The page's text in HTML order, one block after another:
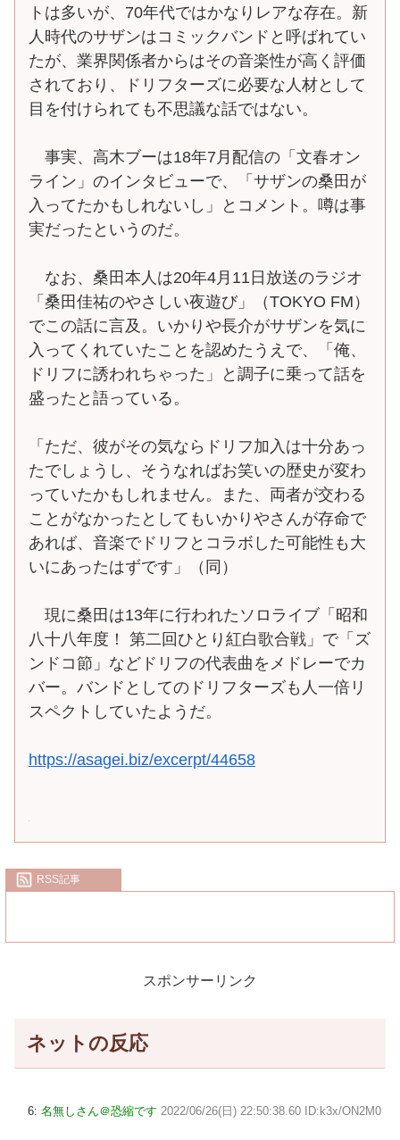
トは多いが、70年代ではかなりレアな存在。新
人時代のサザンはコミックバンドと呼ばれてい
たが、業界関係者からはその音楽性が高く評価
されており、ドリフターズに必要な人材として
目を付けられても不思議な話ではない。
事実、高木ブーは18年7月配信の「文春オン
ライン」のインタビューで、「サザンの桑田が
入ってたかもしれないし」とコメント。噂は事
実だったというのだ。
なお、桑田本人は20年4月11日放送のラジオ
「桑田佳祐のやさしい夜遊び」（TOKYO FM）
でこの話に言及。いかりや長介がサザンを気に
入ってくれていたことを認めたうえで、「俺、
ドリフに誘われちゃった」と調子に乗って話を
盛ったと語っている。
「ただ、彼がその気ならドリフ加入は十分あっ
たでしょうし、そうなればお笑いの歴史が変わ
っていたかもしれません。また、両者が交わる
ことがなかったとしてもいかりやさんが存命で
あれば、音楽でドリフとコラボした可能性も大
いにあったはずです」（同）
現に桑田は13年に行われたソロライブ「昭和
八十八年度！ 第二回ひとり紅白歌合戦」で「ズ
ンドコ節」などドリフの代表曲をメドレーでカ
バー。バンドとしてのドリフターズも人一倍リ
スペクトしていたようだ。
https://asagei.biz/excerpt/44658
RSS記事
スポンサーリンク
ネットの反応
6: 名無しさん＠恐縮です 2022/06/26(日) 22:50:38.60 ID:k3x/ON2M0